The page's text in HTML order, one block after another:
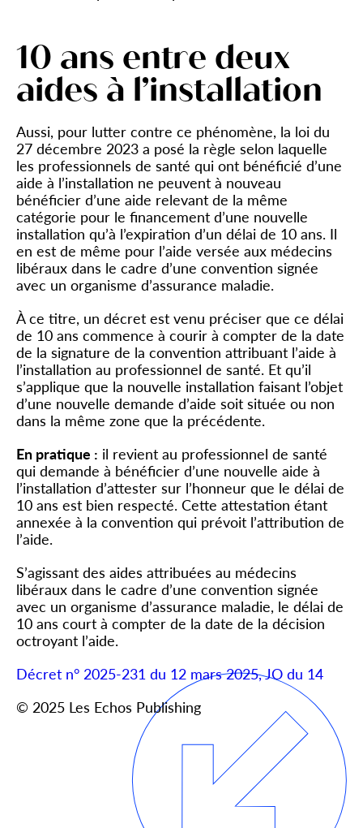
10 ans entre deux
aides à l’installation
Aussi, pour lutter contre ce phénomène, la loi du
27 décembre 2023 a posé la règle selon laquelle
les professionnels de santé qui ont bénéficié d’une
aide à l’installation ne peuvent à nouveau
bénéficier d’une aide relevant de la même
catégorie pour le financement d’une nouvelle
installation qu’à l’expiration d’un délai de 10 ans. Il
en est de même pour l’aide versée aux médecins
libéraux dans le cadre d’une convention signée
avec un organisme d’assurance maladie.
À ce titre, un décret est venu préciser que ce délai
de 10 ans commence à courir à compter de la date
de la signature de la convention attribuant l’aide à
l’installation au professionnel de santé. Et qu’il
s’applique que la nouvelle installation faisant l’objet
d’une nouvelle demande d’aide soit située ou non
dans la même zone que la précédente.
En pratique : il revient au professionnel de santé
qui demande à bénéficier d’une nouvelle aide à
l’installation d’attester sur l’honneur que le délai de
10 ans est bien respecté. Cette attestation étant
annexée à la convention qui prévoit l’attribution de
l’aide.
S’agissant des aides attribuées au médecins
libéraux dans le cadre d’une convention signée
avec un organisme d’assurance maladie, le délai de
10 ans court à compter de la date de la décision
octroyant l’aide.
Décret n° 2025-231 du 12 mars 2025, JO du 14
© 2025 Les Echos Publishing